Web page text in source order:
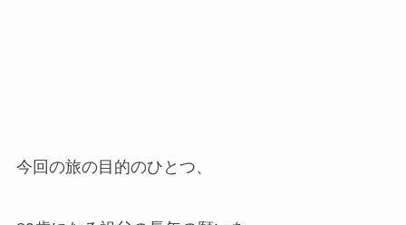
今回の旅の目的のひとつ、